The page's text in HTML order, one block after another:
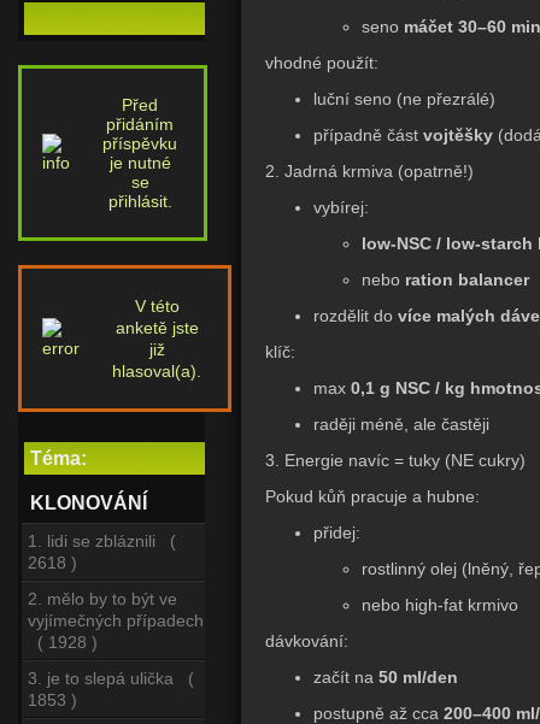
Před
přidáním
příspěvku
je nutné
se
přihlásit.
V této
anketě jste
již
hlasoval(a).
Téma:
KLONOVÁNÍ
1. lidi se zbláznili (
2618 )
2. mělo by to být ve
vyjímečných případech
( 1928 )
3. je to slepá ulička (
1853 )
seno máčet 30–60
vhodné použít:
luční seno (ne přezrálé)
případně část vojtěšky
2. Jadrná krmiva (opatrně!)
vybírej:
low-NSC / low-starch
nebo ration balancer
rozdělit do více malých
klíč:
max 0,1 g NSC / kg
raději méně, ale častěji
3. Energie navíc = tuky (NE cukry)
Pokud kůň pracuje a hubne:
přidej:
rostlinný olej (lněný,
nebo high-fat krmivo
dávkování:
začít na 50 ml/den
postupně až cca 200–400